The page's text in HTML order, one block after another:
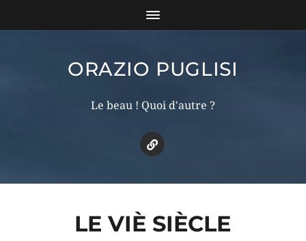
ORAZIO PUGLISI
Le beau ! Quoi d'autre ?
LE VIÈ SIÈCLE